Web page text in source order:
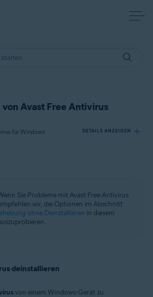
Avast Free Antivirus
für Windows DETAILS ANZEIGEN
11 Home/Pro/Enterprise/Education
10 Home/Pro/Enterprise/Education – 32-/64-Bit
Rollup-Update, 32-/64-Bit
Sie Probleme mit Avast Free Antivirus
wir, die Optionen im Abschnitt
ohne Deinstallieren in diesem
deinstallieren
von einem Windows-Gerät zu